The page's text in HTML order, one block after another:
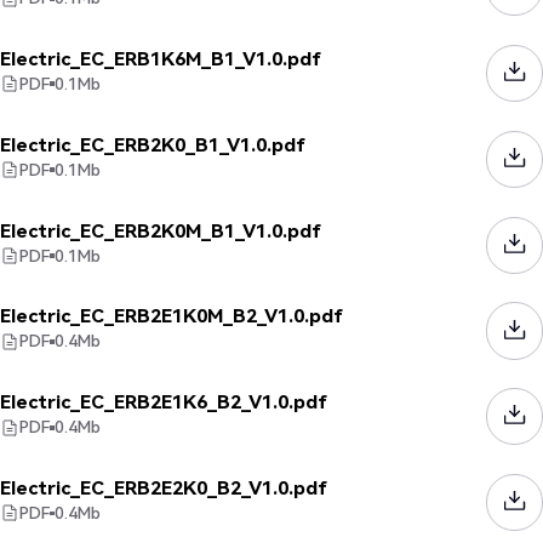
Electric_EC_ERB1K6M_B1_V1.0.pdf
PDF 0.1Mb
Electric_EC_ERB2K0_B1_V1.0.pdf
PDF 0.1Mb
Electric_EC_ERB2K0M_B1_V1.0.pdf
PDF 0.1Mb
Electric_EC_ERB2E1K0M_B2_V1.0.pdf
PDF 0.4Mb
Electric_EC_ERB2E1K6_B2_V1.0.pdf
PDF 0.4Mb
Electric_EC_ERB2E2K0_B2_V1.0.pdf
PDF 0.4Mb